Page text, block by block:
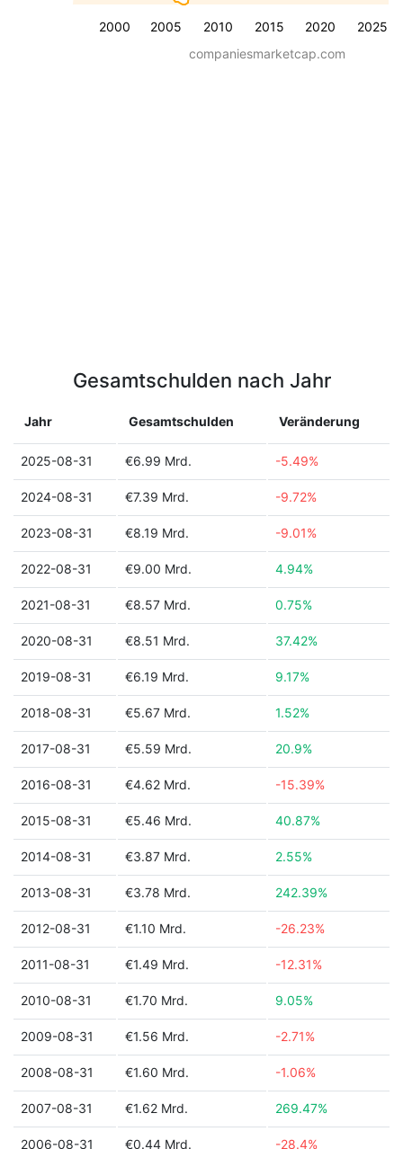
2000 2005 2010 2015 2020 2025
companiesmarketcap.com
Gesamtschulden nach Jahr
Jahr Gesamtschulden Veränderung
2025-08-31 €6.99 Mrd. -5.49%
2024-08-31 €7.39 Mrd. -9.72%
2023-08-31 €8.19 Mrd. -9.01%
2022-08-31 €9.00 Mrd. 4.94%
2021-08-31 €8.57 Mrd. 0.75%
2020-08-31 €8.51 Mrd. 37.42%
2019-08-31 €6.19 Mrd. 9.17%
2018-08-31 €5.67 Mrd. 1.52%
2017-08-31 €5.59 Mrd. 20.9%
2016-08-31 €4.62 Mrd. -15.39%
2015-08-31 €5.46 Mrd. 40.87%
2014-08-31 €3.87 Mrd. 2.55%
2013-08-31 €3.78 Mrd. 242.39%
2012-08-31 €1.10 Mrd. -26.23%
2011-08-31 €1.49 Mrd. -12.31%
2010-08-31 €1.70 Mrd. 9.05%
2009-08-31 €1.56 Mrd. -2.71%
2008-08-31 €1.60 Mrd. -1.06%
2007-08-31 €1.62 Mrd. 269.47%
2006-08-31 €0.44 Mrd. -28.4%